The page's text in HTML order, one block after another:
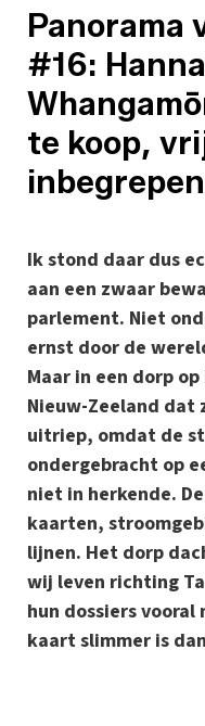
Panorama
#16:
te koop,
inbegrepen
Ik stond daar dus
aan een zwaar
parlement. Niet
ernst door de
Maar in een dorp
Nieuw-Zeeland
uitriep, omdat de
ondergebracht op
niet in herkende.
kaarten,
lijnen. Het dorp
wij leven richting
hun dossiers
kaart slimmer is